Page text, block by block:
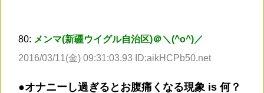
80: メンマ(新疆ウイグル自治区)＠＼(^o^)／
2016/03/11(金) 09:31:03.93 ID:aikHCPb50.net
●オナニーし過ぎるとお腹痛くなる現象 is 何？